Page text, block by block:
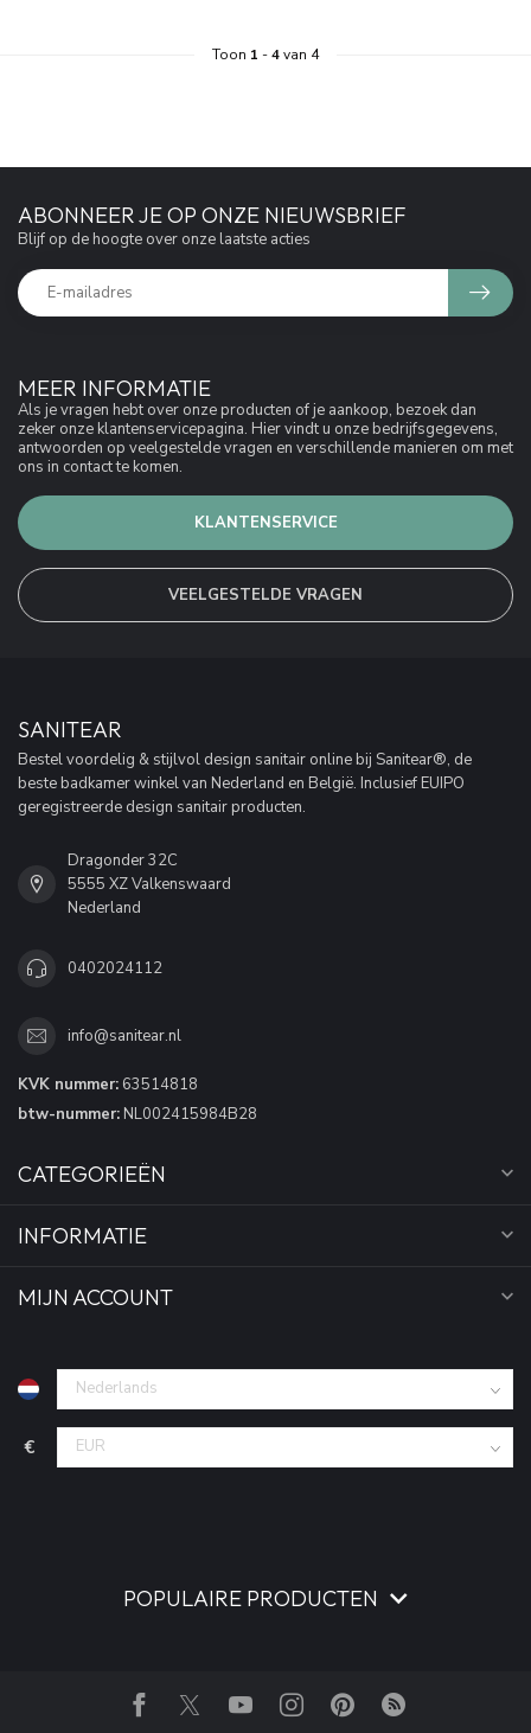
Toon 1 -4van 4
MEER INFORMATIE
Als je vragen hebt over onze producten of je aankoop, bezoek dan
zeker onze klantenservicepagina. Hier vindt u onze bedrijfsgegevens,
antwoorden op veelgestelde vragen en verschillende manieren om met
ons in contact te komen.
KLANTENSERVICE
VEELGESTELDE VRAGEN
ABONNEER JE OP ONZE NIEUWSBRIEF
Blijf op de hoogte over onze laatste acties
SANITEAR
Bestel voordelig & stijlvol design sanitair online bij Sanitear®, de
beste badkamer winkel van Nederland en België. Inclusief EUIPO
geregistreerde design sanitair producten.
Dragonder 32C
5555 XZ Valkenswaard
Nederland
0402024112
info@sanitear.nl
KVK nummer: 63514818
btw-nummer: NL002415984B28
CATEGORIEËN
INFORMATIE
MIJN ACCOUNT
€
POPULAIRE PRODUCTEN